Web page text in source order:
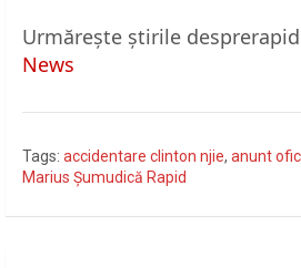
Urmărește știrile
News
Tags: accidentare clinton njie, anunt
Marius Șumudică Rapid